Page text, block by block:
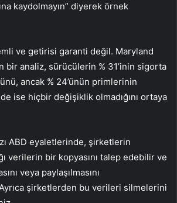
kaydolmayın” diyerek örnek
ve getirisi garanti değil. Maryland
bir analiz, sürücülerin % 31’inin sigorta
ancak % 24’ünün primlerinin
ise hiçbir değişiklik olmadığını ortaya
ABD eyaletlerinde, şirketlerin
verilerin bir kopyasını talep edebilir ve
veya paylaşılmasını
şirketlerden bu verileri silmelerini